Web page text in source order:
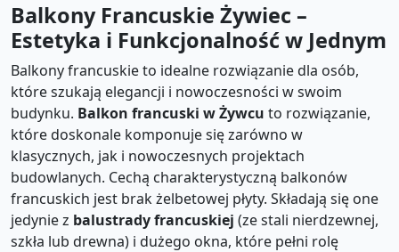
Balkony Francuskie Żywiec –
Estetyka i Funkcjonalność w Jednym
Balkony francuskie to idealne rozwiązanie dla osób,
które szukają elegancji i nowoczesności w swoim
budynku. Balkon francuski w Żywcu to rozwiązanie,
które doskonale komponuje się zarówno w
klasycznych, jak i nowoczesnych projektach
budowlanych. Cechą charakterystyczną balkonów
francuskich jest brak żelbetowej płyty. Składają się one
jedynie z balustrady francuskiej (ze stali nierdzewnej,
szkła lub drewna) i dużego okna, które pełni rolę